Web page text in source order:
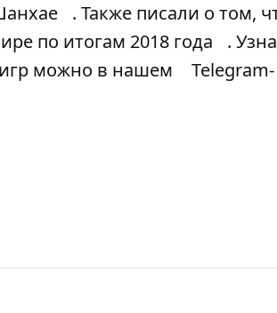
. Также писали о том,
по итогам 2018 года
.
можно в нашем
Telegram-